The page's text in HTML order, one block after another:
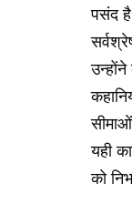
पसंद
यही
को